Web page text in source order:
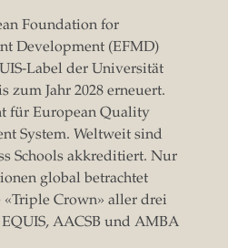
Foundation for
Development (EFMD)
Label der Universität
zum Jahr 2028 erneuert.
für European Quality
System. Weltweit sind
Schools akkreditiert. Nur
global betrachtet
«Triple Crown» aller drei
AACSB und AMBA